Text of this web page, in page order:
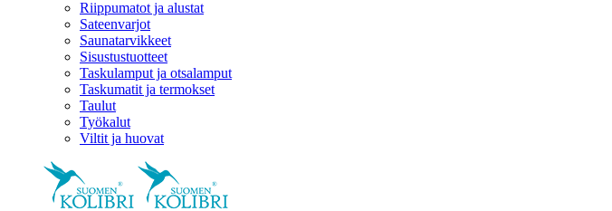
Riippumatot ja alustat
Sateenvarjot
Saunatarvikkeet
Sisustustuotteet
Taskulamput ja otsalamput
Taskumatit ja termokset
Taulut
Työkalut
Viltit ja huovat